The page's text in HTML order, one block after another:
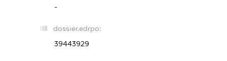
-
dossier.edrpo:
39443929